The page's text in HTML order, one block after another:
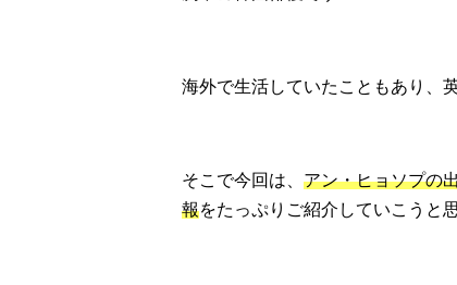
海外で生活していたこともあり、
そこで今回は、 アン・ヒョソプの
報をたっぷりご紹介していこうと